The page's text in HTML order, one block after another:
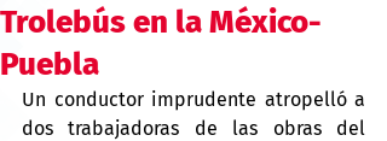
Trolebús en la México-
Puebla
Un conductor imprudente atropelló a
dos trabajadoras de las obras del